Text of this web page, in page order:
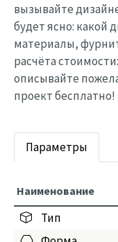
вызывайте
будет ясно: какой
материалы,
расчёта
описывайте
проект бесплатно!
Параметры
Наименование
Тип